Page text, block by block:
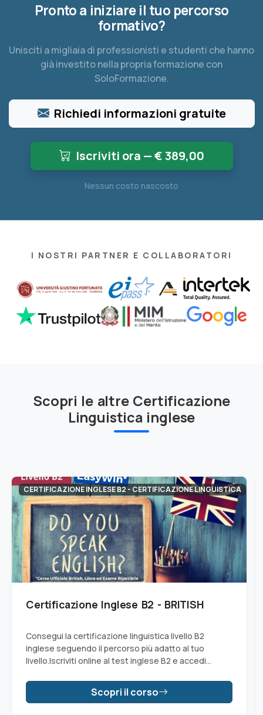
Pronto a iniziare il tuo percorso
formativo?
Unisciti a migliaia di professionisti e studenti che hanno
già investito nella propria formazione con
SoloFormazione.
Richiedi informazioni gratuite
Iscriviti ora — €389,00
Nessun costo nascosto
I NOSTRI PARTNER E COLLABORATORI
Scopri le altre Certificazione
Linguistica inglese
CERTIFICAZIONE INGLESE B2 - CERTIFICAZIONE LINGUISTICA
Certificazione Inglese B2 - BRITISH
Consegui la certificazione linguistica livello B2
inglese seguendo il percorso più adatto al tuo
livello.Iscriviti online al test inglese B2 e accedi
Scopri il corso